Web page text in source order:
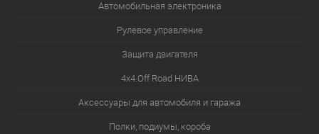
Автомобильная электроника
Рулевое управление
Защита двигателя
4х4.Off Road НИВА
Аксессуары для автомобиля и гаража
Полки, подиумы, короба